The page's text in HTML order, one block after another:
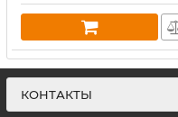
КОНТАКТЫ